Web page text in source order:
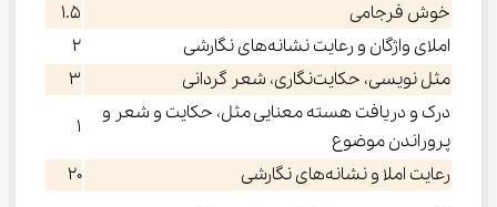
خوش فرجامی
۱.۵
املای واژگان و رعایت نشانه‌های نگارشی
۲
مثل نویسی، حکایت‌نگاری، شعر گردانی
۳
درک و دریافت هسته معنایی مثل، حکایت و شعر و
پروراندن موضوع
۱
رعایت املا و نشانه‌های نگارشی
۲۰